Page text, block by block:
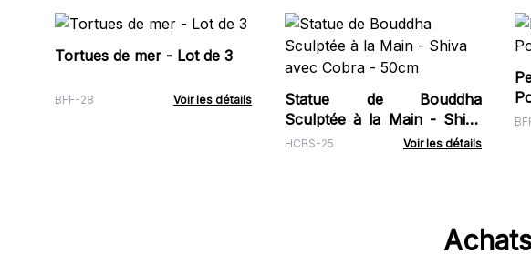
Tortues de mer - Lot de 3
BFF-28 Voir les détails
Statue de Bouddha
Sculptée à la Main - Shiva
avec Cobra - 50cm
HCBS-25 Voir les détails